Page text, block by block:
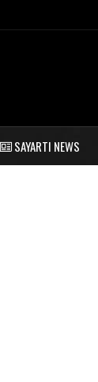
SAYARTI NEWS